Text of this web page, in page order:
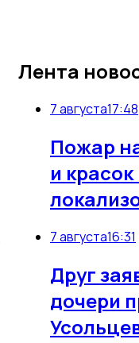
Лента
7 августа17:48
Пожар
и
7 августа16:31
Друг
дочери